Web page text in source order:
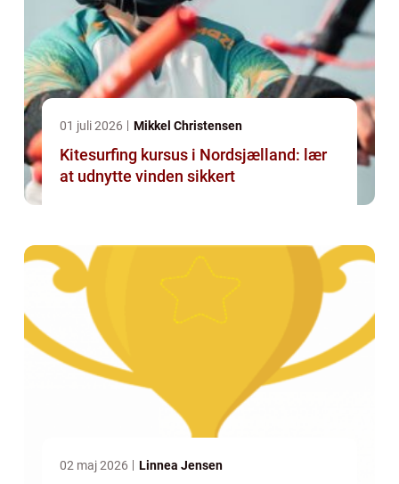
01 juli 2026 Mikkel Christensen
Kitesurfing kursus i Nordsjælland: lær
at udnytte vinden sikkert
02 maj 2026 Linnea Jensen